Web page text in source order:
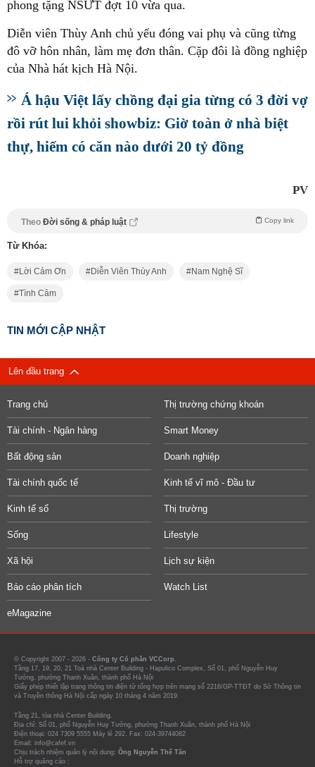
phong tặng NSƯT đợt 10 vừa qua.
Diễn viên Thùy Anh chủ yếu đóng vai phụ và cũng từng
đô vỡ hôn nhân, làm mẹ đơn thân. Cặp đôi là đồng nghiệp
của Nhà hát kịch Hà Nội.
Á hậu Việt lấy chồng đại gia từng có 3 đời vợ
rồi rút lui khỏi showbiz: Giờ toàn ở nhà biệt
thự, hiếm có căn nào dưới 20 tỷ đồng
PV
Theo Đời sống & pháp luật Copy link
Từ Khóa:
Lời Cảm Ơn Diễn Viên Thùy Anh Nam Nghệ Sĩ
Tình Cảm
TIN MỚI CẬP NHẬT
Lên đầu trang
Trang chủ Thị trường chứng khoán
Tài chính - Ngân hàng Smart Money
Bất động sản Doanh nghiệp
Tài chính quốc tế Kinh tế vĩ mô - Đầu tư
Kinh tế số Thị trường
Sống Lifestyle
Xã hội Lịch sự kiện
Báo cáo phân tích Watch List
eMagazine
© Copyright 2007 - 2026 - Công ty Cổ phần VCCorp.
Tầng 17, 19, 20, 21 Toà nhà Center Building - Hapulico Complex, Số 01, phố Nguyễn Huy
Tưởng, phường Thanh Xuân, thành phố Hà Nội
Giấy phép thiết lập trang thông tin điện tử tổng hợp trên mạng số 2216/GP-TTĐT do Sở Thông tin
và Truyền thông Hà Nội cấp ngày 10 tháng 4 năm 2019.
Tầng 21, tòa nhà Center Building.
Địa chỉ: Số 01, phố Nguyễn Huy Tưởng, phường Thanh Xuân, thành phố Hà Nội
Điện thoại: 024 7309 5555 Máy lẻ 292. Fax: 024-39744082
Email: info@cafef.vn
Chịu trách nhiệm quản lý nội dung: Ông Nguyễn Thế Tân
Hỗ trợ quảng cáo :